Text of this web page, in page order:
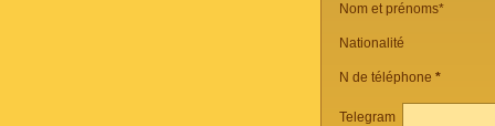
Nom et prénoms*
Nationalité
N de téléphone *
Telegram